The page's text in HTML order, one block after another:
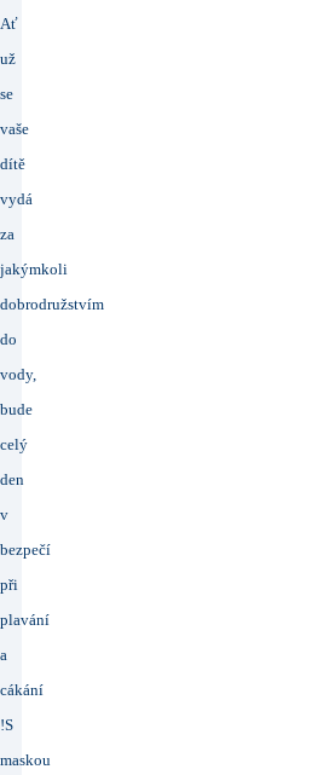
Ať
už
se
vaše
dítě
vydá
za
jakýmkoli
dobrodružstvím
do
vody,
bude
celý
den
v
bezpečí
při
plavání
a
cákání
!S
maskou